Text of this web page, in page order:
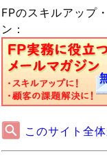
FPのスキルアップ
ン：
このサイト全